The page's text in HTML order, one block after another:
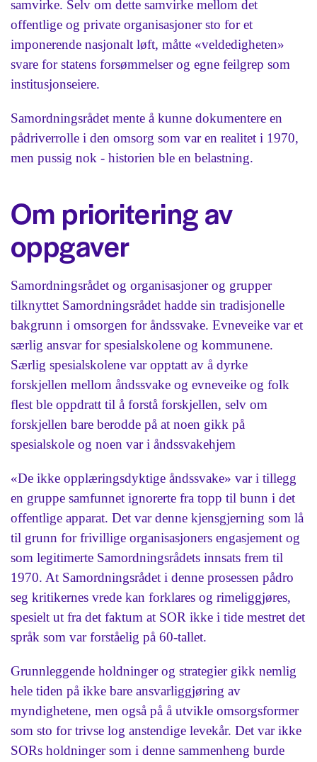
samvirke. Selv om dette samvirke mellom det
offentlige og private organisasjoner sto for et
imponerende nasjonalt løft, måtte «veldedigheten»
svare for statens forsømmelser og egne feilgrep som
institusjonseiere.
Samordningsrådet mente å kunne dokumentere en
pådriverrolle i den omsorg som var en realitet i 1970,
men pussig nok - historien ble en belastning.
Om prioritering av
oppgaver
Samordningsrådet og organisasjoner og grupper
tilknyttet Samordningsrådet hadde sin tradisjonelle
bakgrunn i omsorgen for åndssvake. Evneveike var et
særlig ansvar for spesialskolene og kommunene.
Særlig spesialskolene var opptatt av å dyrke
forskjellen mellom åndssvake og evneveike og folk
flest ble oppdratt til å forstå forskjellen, selv om
forskjellen bare berodde på at noen gikk på
spesialskole og noen var i åndssvakehjem
«De ikke opplæringsdyktige åndssvake» var i tillegg
en gruppe samfunnet ignorerte fra topp til bunn i det
offentlige apparat. Det var denne kjensgjerning som lå
til grunn for frivillige organisasjoners engasjement og
som legitimerte Samordningsrådets innsats frem til
1970. At Samordningsrådet i denne prosessen pådro
seg kritikernes vrede kan forklares og rimeliggjøres,
spesielt ut fra det faktum at SOR ikke i tide mestret det
språk som var forståelig på 60-tallet.
Grunnleggende holdninger og strategier gikk nemlig
hele tiden på ikke bare ansvarliggjøring av
myndighetene, men også på å utvikle omsorgsformer
som sto for trivse log anstendige levekår. Det var ikke
SORs holdninger som i denne sammenheng burde